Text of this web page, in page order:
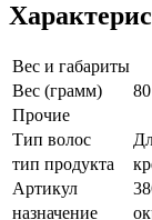
Вес и габариты
Вес (грамм)
80
Прочие
Тип волос
тип продукта
Артикул
назначение